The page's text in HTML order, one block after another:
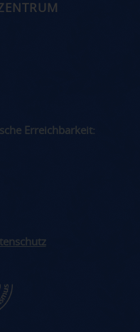
Erreichbarkeit: